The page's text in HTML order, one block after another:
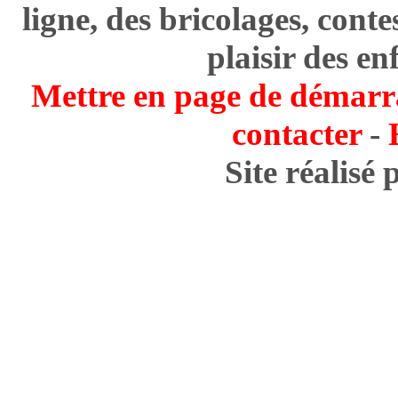
ligne, des bricolages,
plaisir des
Mettre en page de
contacter-
Site réalisé